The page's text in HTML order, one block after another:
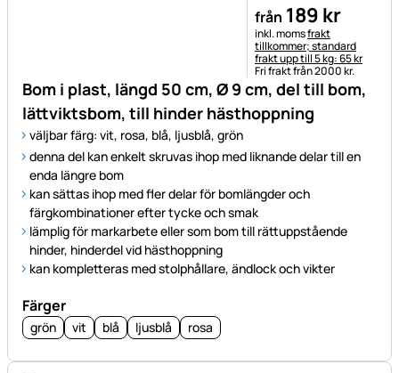
Bom i plast, längd 50 cm, Ø 9 cm, del till bom,
lättviktsbom, till hinder hästhoppning
väljbar färg: vit, rosa, blå, ljusblå, grön
denna del kan enkelt skruvas ihop med liknande delar till en
enda längre bom
kan sättas ihop med fler delar för bomlängder och
färgkombinationer efter tycke och smak
lämplig för markarbete eller som bom till rättuppstående
hinder, hinderdel vid hästhoppning
kan kompletteras med stolphållare, ändlock och vikter
Färger
grön vit blå ljusblå rosa
från 189 kr
Skatteinformation:
inkl. momsfrakt
tillkommer; standard
frakt upp till 5 kg: 65 kr
Fri frakt från 2000 kr.